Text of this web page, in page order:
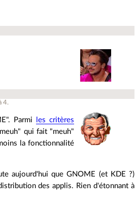
4.
Parmi
les critères
qui fait "meuh"
la fonctionnalité
aujourd'hui que GNOME (et KDE ?)
des applis. Rien d'étonnant à